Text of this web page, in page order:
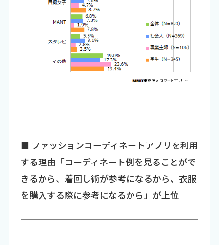
■ ファッションコーディネートアプリを利用
する理由「コーディネート例を見ることがで
きるから、着回し術が参考になるから、衣服
を購入する際に参考になるから」が上位